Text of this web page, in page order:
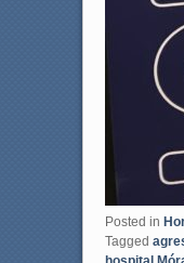
Posted in
Tagged